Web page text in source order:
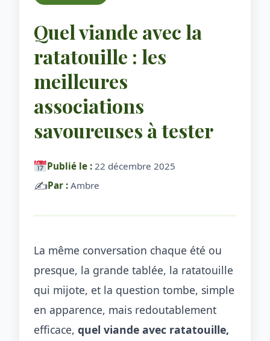
Quel viande avec la
ratatouille : les
meilleures
associations
savoureuses à tester
Publié le :22 décembre 2025
✍️Par : Ambre
La même conversation chaque été ou
presque, la grande tablée, la ratatouille
qui mijote, et la question tombe, simple
en apparence, mais redoutablement
efficace, quel viande avec ratatouille,